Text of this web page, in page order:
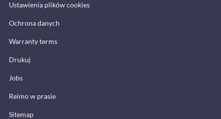
Ustawienia plików cookies
Ochrona danych
Warranty terms
Drukuj
Jobs
Reimo w prasie
Sitemap